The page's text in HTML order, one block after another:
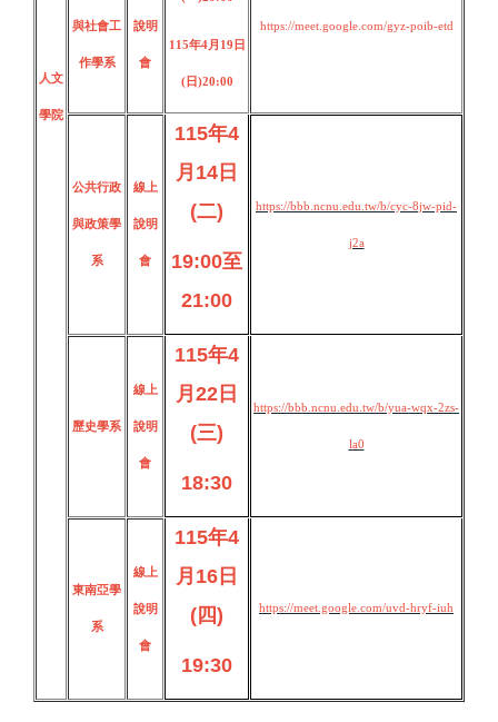
人文
學院
與社會工
作學系
說明
會
115年4月19日
(日)20:00
https://meet.google.com/gyz-poib-etd
公共行政
與政策學
系
線上
說明
會
115年4
月14日
(二)
19:00至
21:00
https://bbb.ncnu.edu.tw/b/cyc-8jw-pid-
j2a
歷史學系
線上
說明
會
115年4
月22日
(三)
18:30
https://bbb.ncnu.edu.tw/b/yua-wqx-2zs-
la0
東南亞學
系
線上
說明
會
115年4
月16日
(四)
19:30
https://meet.google.com/uvd-hryf-iuh